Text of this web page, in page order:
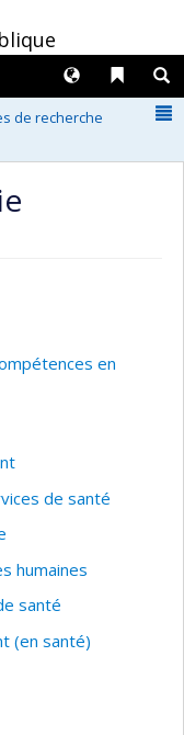
Liens
Langues
de recherche
en
de santé
humaines
santé
(en santé)